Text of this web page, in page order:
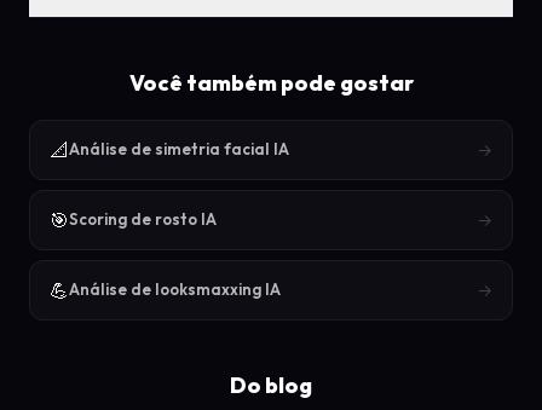
Você também pode gostar
📐Análise de simetria facial IA →
🎯Scoring de rosto IA →
💪Análise de looksmaxxing IA →
Do blog